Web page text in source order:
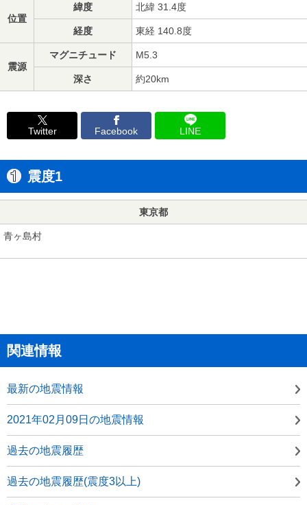
位置
緯度 北緯 31.4度
経度 東経 140.8度
震源
マグニチュード M5.3
深さ 約20km
Twitter Facebook LINE
震度1
東京都
青ヶ島村
関連情報
最新の地震情報
2021年02月09日の地震情報
過去の地震履歴
過去の地震履歴(震度3以上)